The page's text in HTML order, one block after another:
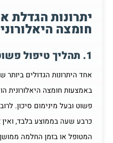
יתרונות הגדלת
חומצה
1. תהליך טיפול פשוט ומהיר
אחד היתרונות הגדולים ביותר
באמצעות חומצה היאלורונית
פשוט ובעל מינימום סיכון.
כרבע שעה בממוצע בלבד,
המטופל או בזמן החלמה